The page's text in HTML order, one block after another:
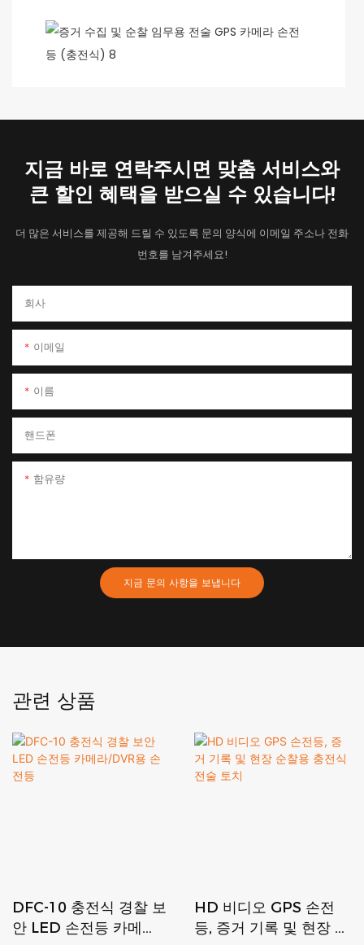
지금 바로 연락주시면 맞춤 서비스와
큰 할인 혜택을 받으실 수 있습니다!
더 많은 서비스를 제공해 드릴 수 있도록 문의 양식에 이메일 주소나 전화
번호를 남겨주세요!
회사
이메일
이름
핸드폰
함유량
지금 문의 사항을 보냅니다
관련 상품
DFC-10 충전식 경찰 보
안 LED 손전등 카메
HD 비디오 GPS 손전
등, 증거 기록 및 현장 순